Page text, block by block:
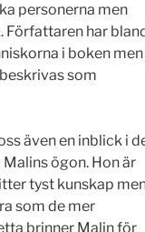
personerna men
har
i boken men
som
även en inblick i
ögon. Hon är
tyst kunskap
som de mer
brinner Malin för